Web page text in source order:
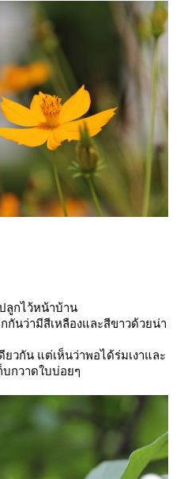
ลูกไว้หน้าบ้าน
กันว่ามีสีเหลืองและสีขาวด้วยน่า
ยวกัน แต่เห็นว่าพอได้ร่มเงาและ
กวาดใบบ่อยๆ